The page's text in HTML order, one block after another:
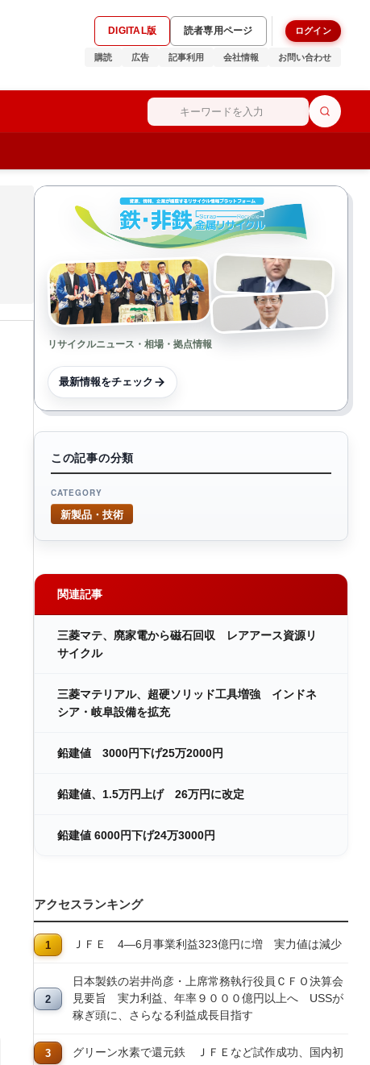
DIGITAL版 読者専用ページ ログイン
購読 広告 記事利用 会社情報 お問い合わせ
リサイクルニュース・相場・拠点情報
最新情報をチェック
この記事の分類
CATEGORY
新製品・技術
関連記事
三菱マテ、廃家電から磁石回収 レアアース資源リ
サイクル
三菱マテリアル、超硬ソリッド工具増強 インドネ
シア・岐阜設備を拡充
鉛建値 3000円下げ25万2000円
鉛建値、1.5万円上げ 26万円に改定
鉛建値 6000円下げ24万3000円
アクセスランキング
ＪＦＥ 4―6月事業利益323億円に増 実力値は減少
日本製鉄の岩井尚彦・上席常務執行役員ＣＦＯ決算会
見要旨 実力利益、年率９０００億円以上へ USSが
稼ぎ頭に、さらなる利益成長目指す
グリーン水素で還元鉄 ＪＦＥなど試作成功、国内初